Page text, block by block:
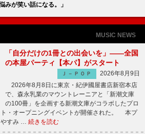
みが笑い話になる。」
MUSIC NEWS
「自分だけの1冊との出会いを」――全国
の本屋パーティ【本パ】がスタート
Ｊ－ＰＯＰ
2026年8月9日
2026年8月8日に東京・紀伊國屋書店新宿本店
で、森永乳業のマウントレーニアと「新潮文庫
の100冊」を企画する新潮文庫がコラボしたプロ
ト・オープニングイベントが開催された。 本プ
やすみ … 続きを読む